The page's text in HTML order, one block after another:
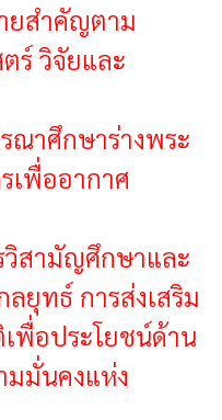
ยสำคัญตาม
ร์ วิจัยและ
ณาศึกษาร่างพระ
เพื่ออากาศ
วิสามัญศึกษาและ
ยุทธ์ การส่งเสริม
พื่อประโยชน์ด้าน
มมั่นคงแห่ง